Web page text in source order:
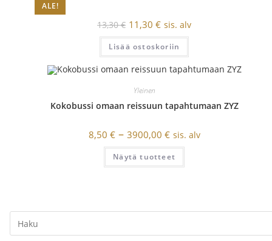
ALE!
13,30€ Original
price
was:
13,30 €.
11,30€Current
price
is:
11,30 €.
sis. alv
Lisää ostoskoriin
Yleinen
Kokobussi omaan reissuun tapahtumaan ZYZ
8,50 € – 3900,00 €Price
range:
8,50 €
through
3900,00 €
sis. alv
Näytä tuotteet
Search
this